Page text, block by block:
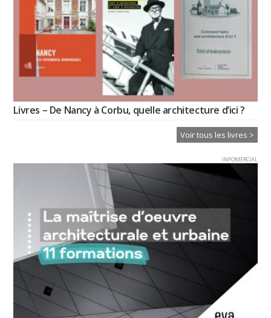
Livres – De Nancy à Corbu, quelle architecture d’ici ?
Voir tous les livres >
INFOMERCIAL